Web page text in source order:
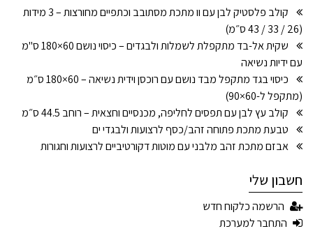
קולב פלסטיק לבן עם וו מתכת מסתובב וכתפיים מחורצות – 3 מידות
(26 / 33 / 43 ס״מ)
שקית אל-בד מתקפלת לשמלות ולבגדים – כיסוי נושם 60×180 ס"מ
עם ידיות נשיאה
כיסוי בגד מתקפל מבד נושם עם רוכסן וידית נשיאה – 60×180 ס״מ
(מתקפל ל-60×90)
קולב עץ לבן עם תפסים לחליפה, מכנסיים וחצאית – רוחב 44.5 ס״מ
טבעת מתכת פתוחה זהב/כסף לרצועות ולבגדי ים
אבזם מתכת זהב מלבני עם מוטות דקורטיביים לרצועות וחגורות
חשבון שלי
הרשמה כלקוח חדש
התחבר למערכת